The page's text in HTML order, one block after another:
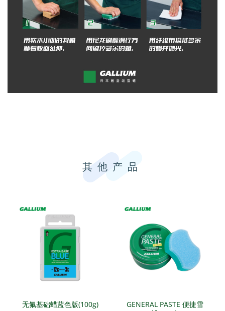
其他产品
无氟基础蜡蓝色版(100g)
GENERAL PASTE 便捷雪